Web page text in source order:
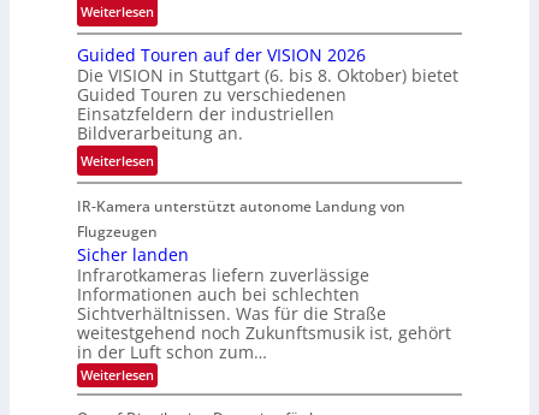
h
i
k
i
s
c
h
e
n
4
K
-
M
e
m
s
u
n
d
M
e
z
t
e
M
ö
g
l
i
c
h
k
e
i
t
e
Weiterlesen:
R
ü
c
k
k
e
h
d
e
r
i
n
V
I
S
I
Guided Touren auf der VISION 2026
Die VISION in Stuttgart (6. bis 8. Oktober) bietet
Guided Touren zu verschiedenen
Einsatzfeldern der industriellen
Bildverarbeitung an.
Weiterlesen:
G
u
i
d
e
d
T
o
u
r
IR-Kamera unterstützt autonome Landung von
Flugzeugen
Sicher landen
Infrarotkameras liefern zuverlässige
Informationen auch bei schlechten
Sichtverhältnissen. Was für die Straße
weitestgehend noch Zukunftsmusik ist, gehört
in der Luft schon zum…
Weiterlesen:
S